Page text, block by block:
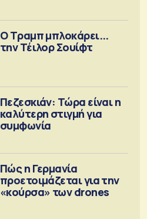
Ο Τραμπ μπλοκάρει...
την Τέιλορ Σουίφτ
Πεζεσκιάν: Τώρα είναι η
καλύτερη στιγμή για
συμφωνία
Πώς η Γερμανία
προετοιμάζεται για την
«κούρσα» των drones